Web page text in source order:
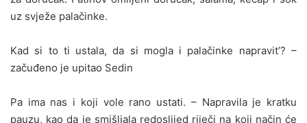
uz svježe palačinke.
Kad si to ti ustala, da si mogla i palačinke napravit’? –
začuđeno je upitao Sedin
Pa ima nas i koji vole rano ustati. – Napravila je kratku
pauzu, kao da je smišljala redoslijed riječi na koji način će